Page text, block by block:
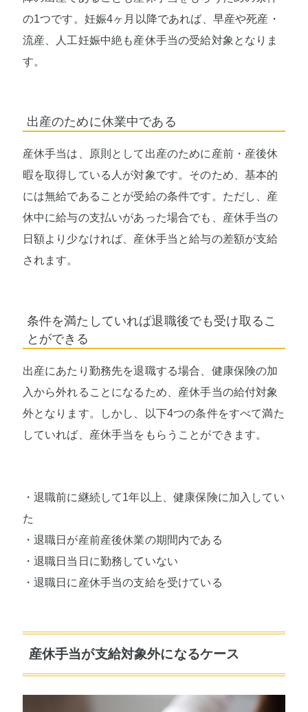
の1つです。妊娠4ヶ月以降であれば、早産や死産・
流産、人工妊娠中絶も産休手当の受給対象となりま
す。
出産のために休業中である
産休手当は、原則として出産のために産前・産後休
暇を取得している人が対象です。そのため、基本的
には無給であることが受給の条件です。ただし、産
休中に給与の支払いがあった場合でも、産休手当の
日額より少なければ、産休手当と給与の差額が支給
されます。
条件を満たしていれば退職後でも受け取るこ
とができる
出産にあたり勤務先を退職する場合、健康保険の加
入から外れることになるため、産休手当の給付対象
外となります。しかし、以下4つの条件をすべて満た
していれば、産休手当をもらうことができます。
・退職前に継続して1年以上、健康保険に加入してい
た
・退職日が産前産後休業の期間内である
・退職日当日に勤務していない
・退職日に産休手当の支給を受けている
産休手当が支給対象外になるケース